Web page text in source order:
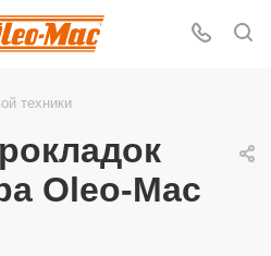
техники
Oleo-Mac